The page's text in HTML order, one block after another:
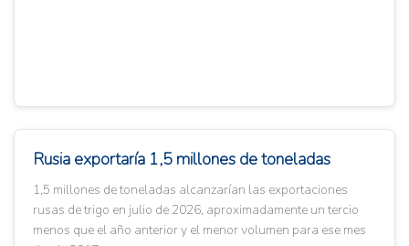
Rusia exportaría 1,5 millones de toneladas
1,5 millones de toneladas alcanzarían las exportaciones
rusas de trigo en julio de 2026, aproximadamente un tercio
menos que el año anterior y el menor volumen para ese mes